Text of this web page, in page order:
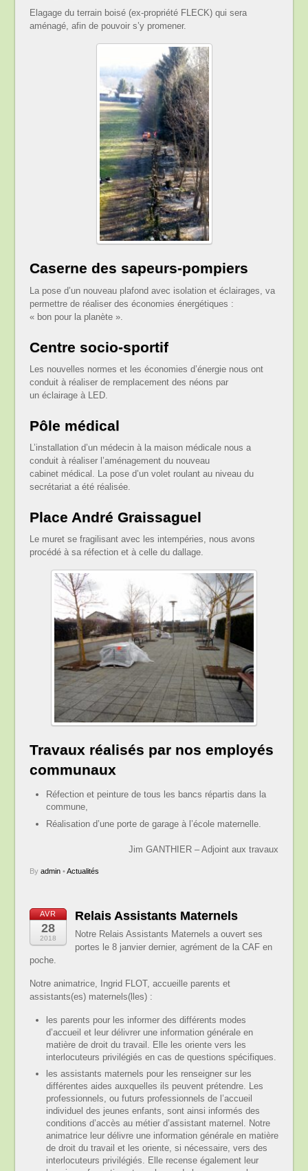
Elagage du terrain boisé (ex-propriété FLECK) qui sera
aménagé, afin de pouvoir s’y promener.
Caserne des sapeurs-pompiers
La pose d’un nouveau plafond avec isolation et éclairages, va
permettre de réaliser des économies énergétiques :
« bon pour la planète ».
Centre socio-sportif
Les nouvelles normes et les économies d’énergie nous ont
conduit à réaliser de remplacement des néons par
un éclairage à LED.
Pôle médical
L’installation d’un médecin à la maison médicale nous a
conduit à réaliser l’aménagement du nouveau
cabinet médical. La pose d’un volet roulant au niveau du
secrétariat a été réalisée.
Place André Graissaguel
Le muret se fragilisant avec les intempéries, nous avons
procédé à sa réfection et à celle du dallage.
Travaux réalisés par nos employés
communaux
Réfection et peinture de tous les bancs répartis dans la
commune,
Réalisation d’une porte de garage à l’école maternelle.
Jim GANTHIER – Adjoint aux travaux
By admin• Actualités
AVR
28
2018
Relais Assistants Maternels
Notre Relais Assistants Maternels a ouvert ses
portes le 8 janvier dernier, agrément de la CAF en
poche.
Notre animatrice, Ingrid FLOT, accueille parents et
assistants(es) maternels(lles) :
les parents pour les informer des différents modes
d’accueil et leur délivrer une information générale en
matière de droit du travail. Elle les oriente vers les
interlocuteurs privilégiés en cas de questions spécifiques.
les assistants maternels pour les renseigner sur les
différentes aides auxquelles ils peuvent prétendre. Les
professionnels, ou futurs professionnels de l’accueil
individuel des jeunes enfants, sont ainsi informés des
conditions d’accès au métier d’assistant maternel. Notre
animatrice leur délivre une information générale en matière
de droit du travail et les oriente, si nécessaire, vers des
interlocuteurs privilégiés. Elle recense également leur